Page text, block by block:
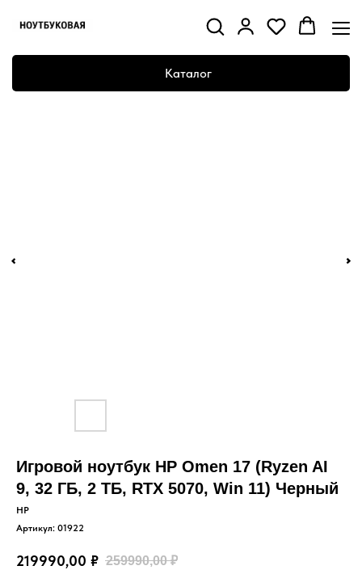
Каталог
Игровой ноутбук HP Omen 17 (Ryzen AI
9, 32 ГБ, 2 ТБ, RTX 5070, Win 11) Черный
HP
Артикул: 01922
219990,00 ₽ 259990,00 ₽